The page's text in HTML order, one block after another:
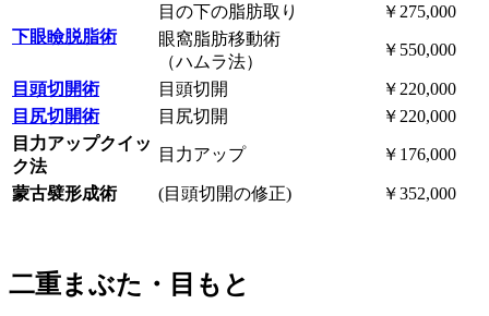
下眼瞼脱脂術
目の下の脂肪取り
￥275,000
眼窩脂肪移動術
（ハムラ法）
￥550,000
目頭切開術 目頭切開
￥220,000
目尻切開術
目尻切開
￥220,000
目力アップクイッ
ク法
目力アップ ￥176,000
蒙古襞形成術 (目頭切開の修正) ￥352,000
二重まぶた・目もと